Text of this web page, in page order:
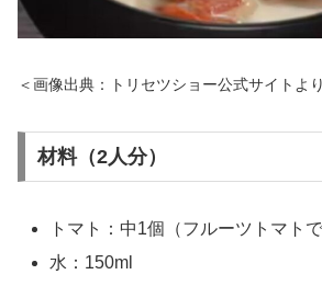
＜画像出典：トリセツショー公式サイトよ
材料（2人分）
トマト：中1個（フルーツトマトで
水：150ml